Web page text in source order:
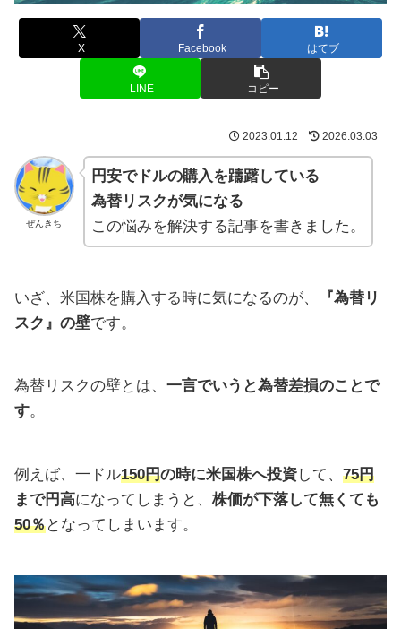
X Facebook はてブ
LINE コピー
2023.01.12 2026.03.03
ぜんきち
円安でドルの購入を躊躇している
為替リスクが気になる
この悩みを解決する記事を書きました。
いざ、米国株を購入する時に気になるのが、
『為替リ
スク』の壁です。
為替リスクの壁とは、 一言でいうと為替差損のことで
す。
例えば、一ドル150円の時に米国株へ投資して、 75円
まで円高になってしまうと、 株価が下落して無くても
50％となってしまいます。